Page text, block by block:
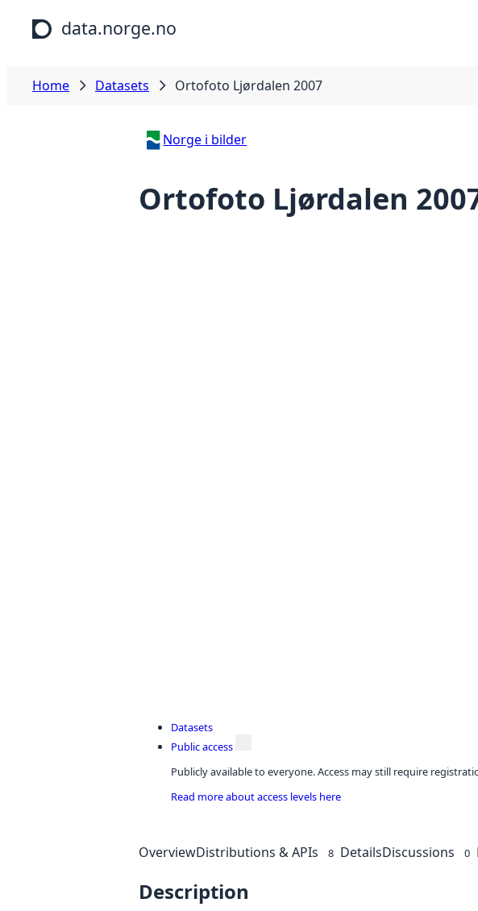
Skip to main content
data.norge.no
Home Datasets Ortofoto Ljørdalen 2007
Norge i bilder
Ortofoto Ljørdalen
Datasets
Public access
Publicly available to everyone. Access may still require
Read more about access levels here
OverviewDistributions & APIs 8 DetailsDiscussions 0
Description